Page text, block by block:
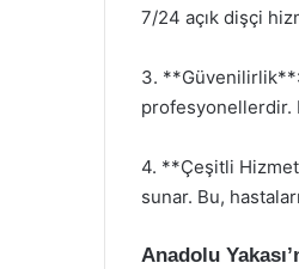
7/24 açık dişçi
3.
profesyonellerdir.
4. **Çeşitli
sunar. Bu,
Anadolu